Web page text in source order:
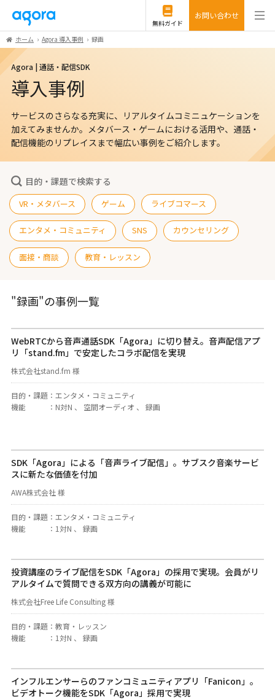
無料ガイド
お問い合わせ
ホーム Agora 導入事例 録画
Agora | 通話・配信SDK
導入事例
サービスのさらなる充実に、リアルタイムコミニュケーションを
加えてみませんか。 メタバース・ゲームにおける活用や、通話・
配信機能のリプレイスまで幅広い事例をご紹介します。
目的・課題で検索する
VR・メタバース ゲーム ライブコマース
エンタメ・コミュニティ SNS カウンセリング
面接・商談 教育・レッスン
"録画"の事例一覧
WebRTCから音声通話SDK「Agora」に切り替え。音声配信アプ
リ「stand.fm」で安定したコラボ配信を実現
株式会社stand.fm 様
目的・課題： エンタメ・コミュニティ
機能
： N対N 、 空間オーディオ 、 録画
SDK「Agora」による「音声ライブ配信」。サブスク音楽サービ
スに新たな価値を付加
AWA株式会社 様
目的・課題： エンタメ・コミュニティ
機能
： 1対N 、 録画
投資講座のライブ配信をSDK「Agora」の採用で実現。会員がリ
アルタイムで質問できる双方向の講義が可能に
株式会社Free Life Consulting 様
目的・課題： 教育・レッスン
機能
： 1対N 、 録画
インフルエンサーらのファンコミュニティアプリ「Fanicon」。
ビデオトーク機能をSDK「Agora」採用で実現